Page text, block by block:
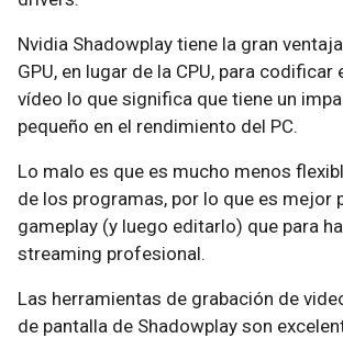
Nvidia Shadowplay tiene la gran
GPU, en lugar de la CPU, para
vídeo lo que significa que tiene un
pequeño en el rendimiento del PC.
Lo malo es que es mucho menos
de los programas, por lo que es mejor
gameplay (y luego editarlo) que para
streaming profesional.
Las herramientas de grabación de
de pantalla de Shadowplay son